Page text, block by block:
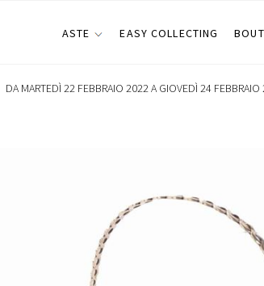
ASTE EASY COLLECTING
DA MARTEDÌ 22 FEBBRAIO 2022 A GIOVEDÌ 24